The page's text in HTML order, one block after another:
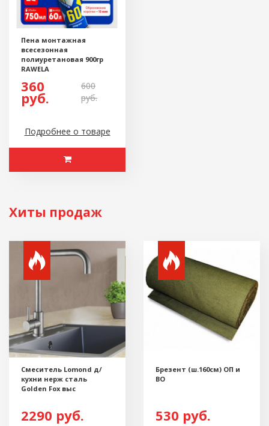
Пена монтажная
всесезонная
полиуретановая 900гр
RAWELA
360
руб.
600
руб.
Подробнее о товаре
Хиты продаж
Смеситель Lomond д/
кухни нерж сталь
Golden Fox выс
2290 руб.
Брезент (ш.160см) ОП и
ВО
530 руб.